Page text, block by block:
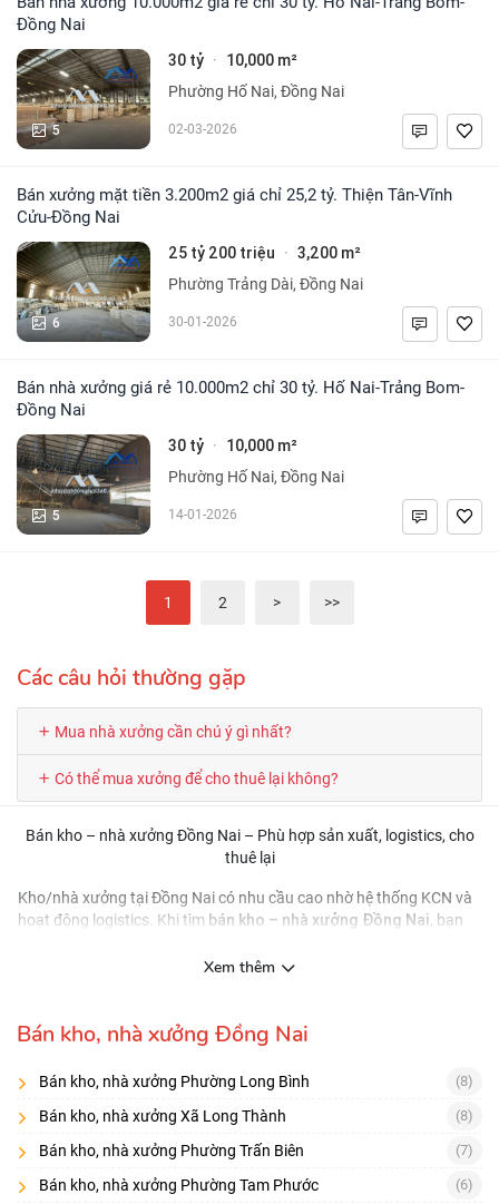
Đồng Nai
5
30 tỷ · 10,000 m²
Phường Hố Nai, Đồng Nai
02-03-2026
Bán xưởng mặt tiền 3.200m2 giá chỉ 25,2 tỷ. Thiện Tân-Vĩnh
Cửu-Đồng Nai
6
25 tỷ 200 triệu · 3,200 m²
Phường Trảng Dài, Đồng Nai
30-01-2026
Bán nhà xưởng giá rẻ 10.000m2 chỉ 30 tỷ. Hố Nai-Trảng Bom-
Đồng Nai
5
30 tỷ · 10,000 m²
Phường Hố Nai, Đồng Nai
14-01-2026
1 2 > >>
Các câu hỏi thường gặp
Mua nhà xưởng cần chú ý gì nhất?
Có thể mua xưởng để cho thuê lại không?
Bán kho – nhà xưởng Đồng Nai – Phù hợp sản xuất, logistics, cho
thuê lại
Kho/nhà xưởng tại Đồng Nai có nhu cầu cao nhờ hệ thống KCN và
hoạt động logistics. Khi tìm bán kho – nhà xưởng Đồng Nai , bạn
cao xưởng, đường container, PCCCvà tình trạng pháp lý/đất sử
cần điện, nền, thông gió, công năng
Kho logistics:cần đường xe tải/container, bãi xe, PCCC
Đầu tư cho thuê:
ưu tiên vị trí dễ cho thuê, hợp đồng thuê sẵn (nếu
có)
Checklist 10 điểm quan trọng
Xem thêm
Bán kho, nhà xưởng Đồng Nai
Bán kho, nhà xưởng Phường Long Bình (8)
Bán kho, nhà xưởng Xã Long Thành (8)
Bán kho, nhà xưởng Phường Trấn Biên (7)
Bán kho, nhà xưởng Phường Tam Phước (6)